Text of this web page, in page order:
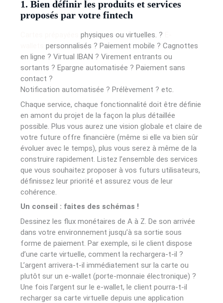
1. Bien définir les produits et services
proposés par votre fintech
physiques ou virtuelles. ?
personnalisés ? Paiement mobile ? Cagnottes
en ligne ? Virtual IBAN ? Virement entrants ou
sortants ? Epargne automatisée ? Paiement sans
contact ?
Notification automatisée ? Prélèvement ? etc.
Chaque service, chaque fonctionnalité doit être définie
en amont du projet de la façon la plus détaillée
possible. Plus vous aurez une vision globale et claire de
votre future offre financière (même si elle va bien sûr
évoluer avec le temps), plus vous serez à même de la
construire rapidement. Listez l’ensemble des services
que vous souhaitez proposer à vos futurs utilisateurs,
définissez leur priorité et assurez vous de leur
cohérence.
Un conseil : faites des schémas !
Dessinez les flux monétaires de A à Z. De son arrivée
dans votre environnement jusqu’à sa sortie sous
forme de paiement. Par exemple, si le client dispose
d’une carte virtuelle, comment la rechargera-t-il ?
L’argent arrivera-t-il immédiatement sur la carte ou
plutôt sur un e-wallet (porte-monnaie électronique) ?
Une fois l’argent sur le e-wallet, le client pourra-t-il
recharger sa carte virtuelle depuis une application